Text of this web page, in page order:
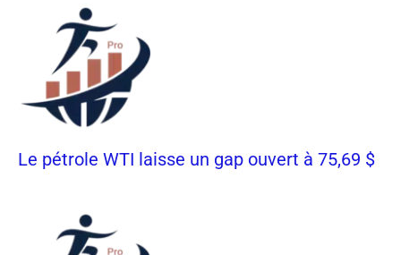
Le pétrole WTI laisse un gap ouvert à 75,69 $